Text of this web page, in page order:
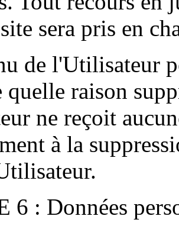
sera pris en
de l'Utilisateur
quelle raison
ne reçoit
à la
6 : Données